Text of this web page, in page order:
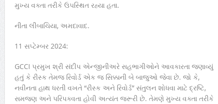
મુખ્ય વક્તા તરીકે ઉપસ્થિત રહ્યા હતા.
નીતા લીંબાચિયા, અમદાવાદ.
11 સપ્ટેમ્બર 2024:
GCCI પ્રમુખ શ્રી સંદીપ એન્જીનીઅરે સહભાગીઓને આવકારતા જણાવ્યું
હતું કે રીસ્ક તેમજ રિવોર્ડ એક જ સિક્કાની બે બાજુઓ જેવા છે. જો કે,
નવીનતા હાથ ધરતી વખતે “રીસ્ક અને રિવોર્ડ” સંતુલન શોધવા માટે દ્રષ્ટિ,
સમજણ અને પરિપક્વતા હોવી અત્યંત જરૂરી છે. તેમણે મુખ્ય વક્તા તરીકે